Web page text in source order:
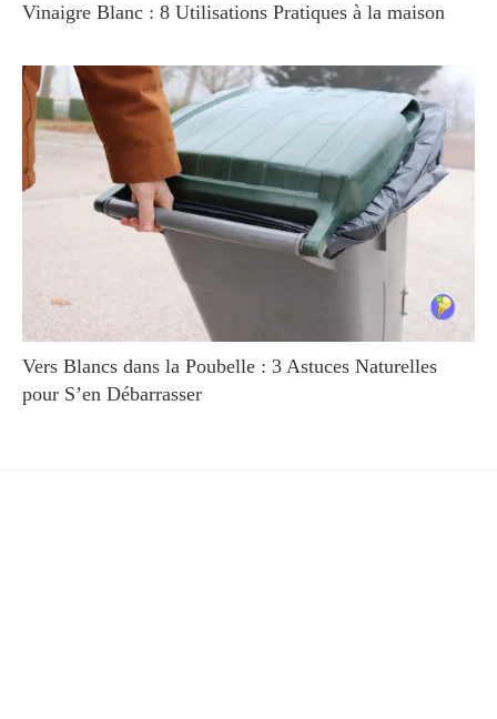
Vinaigre Blanc : 8 Utilisations Pratiques à la maison
Vers Blancs dans la Poubelle : 3 Astuces Naturelles
pour S’en Débarrasser